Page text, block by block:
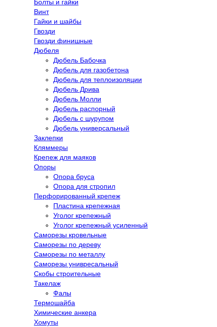
Болты и гайки
Винт
Гайки и шайбы
Гвозди
Гвозди финишные
Дюбеля
Дюбель Бабочка
Дюбель для газобетона
Дюбель для теплоизоляции
Дюбель Дрива
Дюбель Молли
Дюбель распорный
Дюбель с шурупом
Дюбель универсальный
Заклепки
Кляммеры
Крепеж для маяков
Опоры
Опора бруса
Опора для стропил
Перфорированный крепеж
Пластина крепежная
Уголог крепежный
Уголог крепежный усиленный
Саморезы кровельные
Саморезы по дереву
Саморезы по металлу
Саморезы унивресальный
Скобы строительные
Такелаж
Фалы
Термошайба
Химические анкера
Хомуты